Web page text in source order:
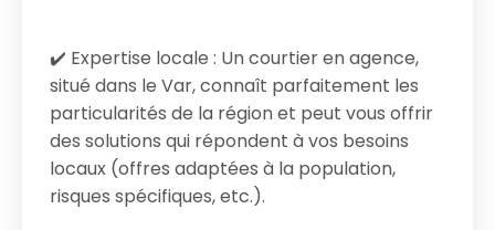
✔️ Expertise locale : Un courtier en agence,
situé dans le Var, connaît parfaitement les
particularités de la région et peut vous offrir
des solutions qui répondent à vos besoins
locaux (offres adaptées à la population,
risques spécifiques, etc.).